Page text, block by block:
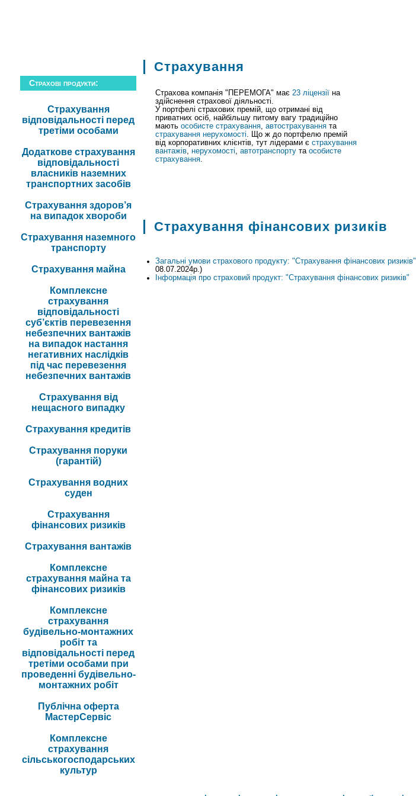
Страхові продукти:
Страхування
відповідальності перед
третіми особами
Додаткове страхування
відповідальності
власників наземних
транспортних засобів
Страхування здоров’я
на випадок хвороби
Страхування наземного
транспорту
Страхування майна
Комплексне
страхування
відповідальності
суб’єктів перевезення
небезпечних вантажів
на випадок настання
негативних наслідків
під час перевезення
небезпечних вантажів
Страхування від
нещасного випадку
Страхування кредитів
Страхування поруки
(гарантій)
Страхування водних
суден
Страхування
фінансових ризиків
Страхування вантажів
Комплексне
страхування майна та
фінансових ризиків
Комплексне
страхування
будівельно-монтажних
робіт та
відповідальності перед
третіми особами при
проведенні будівельно-
монтажних робіт
Публічна оферта
МастерСервіс
Комплексне
страхування
сільськогосподарських
культур
Страхування
Страхова компанія "ПЕРЕМОГА" має 23 ліцензії на
здійснення страхової діяльності.
У портфелі страхових премій, що отримані від
приватних осіб, найбільшу питому вагу традиційно
мають особисте страхування, автострахування та
страхування нерухомості. Що ж до портфелю премій
від корпоративних клієнтів, тут лідерами є страхування
вантажів, нерухомості, автотранспорту та особисте
страхування.
Страхування фінансових ризиків
Загальні умови страхового продукту: "Страхування фінансових ризиків"
08.07.2024р.)
Інформація про страховий продукт: "Страхування фінансових ризиків"